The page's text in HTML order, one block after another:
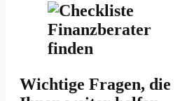
Wichtige Fragen, die